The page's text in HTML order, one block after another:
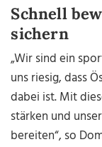
Schnell
sichern
„Wir sind ein
uns riesig, dass
dabei ist. Mit
stärken und
bereiten“, so